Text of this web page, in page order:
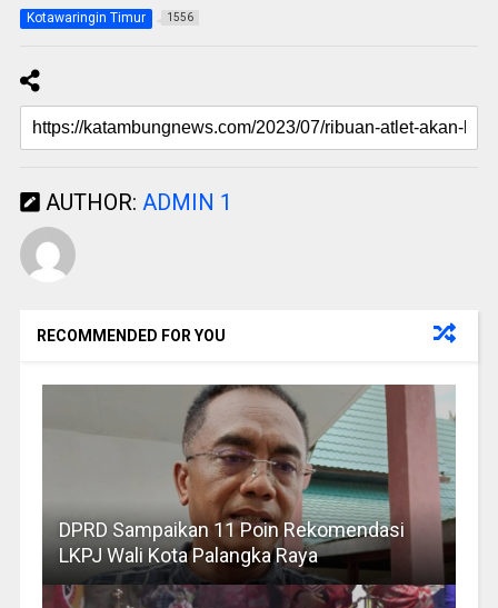
Kotawaringin Timur 1556
AUTHOR: ADMIN 1
RECOMMENDED FOR YOU
DPRD Sampaikan 11 Poin Rekomendasi
LKPJ Wali Kota Palangka Raya